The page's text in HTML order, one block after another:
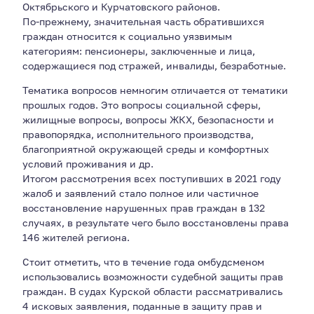
Октябрьского и Курчатовского районов.
По-прежнему, значительная часть обратившихся
граждан относится к социально уязвимым
категориям: пенсионеры, заключенные и лица,
содержащиеся под стражей, инвалиды, безработные.
Тематика вопросов немногим отличается от тематики
прошлых годов. Это вопросы социальной сферы,
жилищные вопросы, вопросы ЖКХ, безопасности и
правопорядка, исполнительного производства,
благоприятной окружающей среды и комфортных
условий проживания и др.
Итогом рассмотрения всех поступивших в 2021 году
жалоб и заявлений стало полное или частичное
восстановление нарушенных прав граждан в 132
случаях, в результате чего было восстановлены права
146 жителей региона.
Стоит отметить, что в течение года омбудсменом
использовались возможности судебной защиты прав
граждан. В судах Курской области рассматривались
4 исковых заявления, поданные в защиту прав и